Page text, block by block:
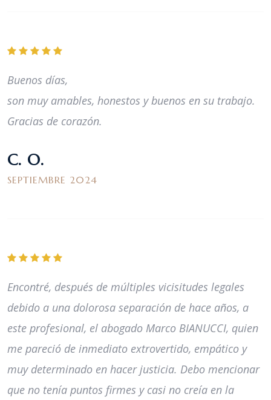
Buenos días,
son muy amables, honestos y buenos en su trabajo.
Gracias de corazón.
C. O.
SEPTIEMBRE 2024
Encontré, después de múltiples vicisitudes legales
debido a una dolorosa separación de hace años, a
este profesional, el abogado Marco BIANUCCI, quien
me pareció de inmediato extrovertido, empático y
muy determinado en hacer justicia. Debo mencionar
que no tenía puntos firmes y casi no creía en la